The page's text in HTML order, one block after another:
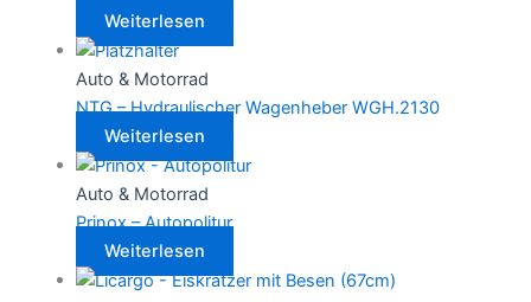
Weiterlesen
Auto & Motorrad
NTG – Hydraulischer Wagenheber WGH.2130
Weiterlesen
Auto & Motorrad
Prinox – Autopolitur
Weiterlesen